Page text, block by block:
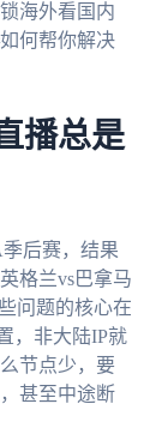
海外看国内
如何帮你解决
播总是
后赛，结果
格兰vs巴拿马
问题的核心在
，非大陆IP就
节点少，要
甚至中途断